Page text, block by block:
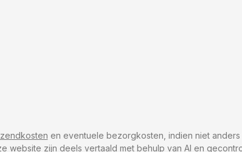
en eventuele bezorgkosten, indien niet anders
website zijn deels vertaald met behulp van AI en